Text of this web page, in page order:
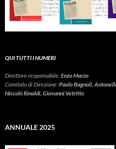
QUI TUTTI I NUMERI
Direttore responsabile:Enzo Marzo
Comitato di Direzione:Paolo Bagnoli,
Niccolò Rinaldi, Giovanni Vetritto
ANNUALE 2025